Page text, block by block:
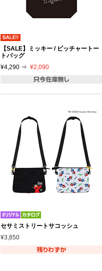
【SALE】ミッキー / ピッチャートー
トバッグ
¥4,290 ⇒ ¥2,090
セサミストリートサコッシュ
¥3,850